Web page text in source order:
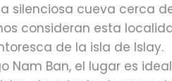
silenciosa cueva cerca
consideran esta
de la isla de Islay.
Nam Ban, el lugar es ideal